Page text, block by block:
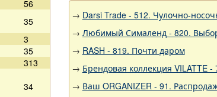
56
35
3
35
313
34
→ Darsi Trade - 512. Чулочно-
→ Любимый Сималенд - 820.
→ RASH - 819. Почти даром
→ Брендовая коллекция VILATTE
→ Ваш ORGANIZER - 91.